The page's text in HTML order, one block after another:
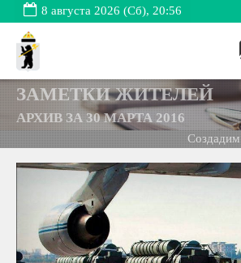
8 августа 2026 (Сб), 20:56
ЗАМЕТКИ ЖИТЕЛЕЙ
АРХИВ ЗА 30 МАРТА 2016
Создадим